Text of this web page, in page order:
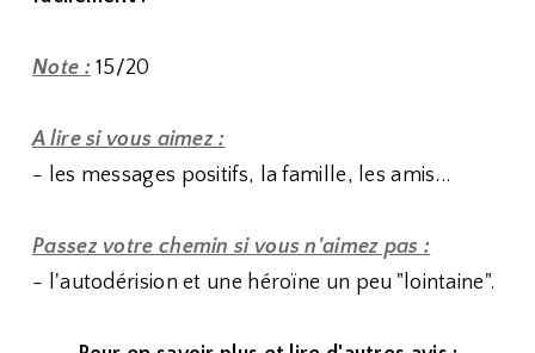
Note : 15/20
A lire si vous aimez :
- les messages positifs, la famille, les amis...
Passez votre chemin si vous n'aimez pas :
- l'autodérision et une héroïne un peu "lointaine".